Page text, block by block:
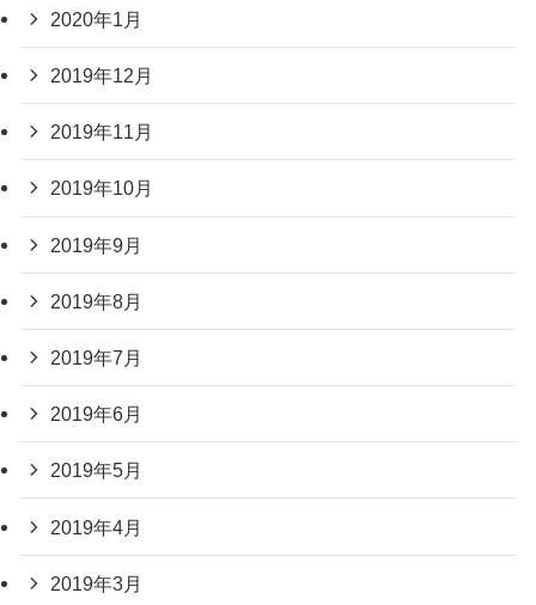
2020年1月
2019年12月
2019年11月
2019年10月
2019年9月
2019年8月
2019年7月
2019年6月
2019年5月
2019年4月
2019年3月